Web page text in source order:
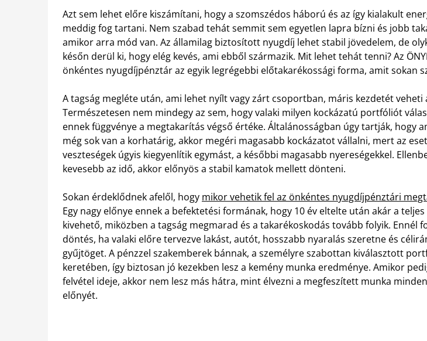
Azt sem lehet előre kiszámítani, hogy a szomszédos háború és az így kialakult
meddig fog tartani. Nem szabad tehát semmit sem egyetlen lapra bízni és jobb
amikor arra mód van. Az államilag biztosított nyugdíj lehet stabil jövedelem, de
későn derül ki, hogy elég kevés, ami ebből származik. Mit lehet tehát tenni? Az
önkéntes nyugdíjpénztár az egyik legrégebbi előtakarékossági forma, amit sokan
A tagság megléte után, ami lehet nyílt vagy zárt csoportban, máris kezdetét veheti
Természetesen nem mindegy az sem, hogy valaki milyen kockázatú portfóliót
ennek függvénye a megtakarítás végső értéke. Általánosságban úgy tartják, hogy
még sok van a korhatárig, akkor megéri magasabb kockázatot vállalni, mert az
veszteségek úgyis kiegyenlítik egymást, a későbbi magasabb nyereségekkel.
kevesebb az idő, akkor előnyös a stabil kamatok mellett dönteni.
Sokan érdeklődnek afelől, hogy mikor vehetik fel az önkéntes nyugdíjpénztári
Egy nagy előnye ennek a befektetési formának, hogy 10 év eltelte után akár a
kivehető, miközben a tagság megmarad és a takarékoskodás tovább folyik. Ennél
döntés, ha valaki előre tervezve lakást, autót, hosszabb nyaralás szeretne és
gyűjtöget. A pénzzel szakemberek bánnak, a személyre szabottan kiválasztott
keretében, így biztosan jó kezekben lesz a kemény munka eredménye. Amikor
felvétel ideje, akkor nem lesz más hátra, mint élvezni a megfeszített munka
előnyét.